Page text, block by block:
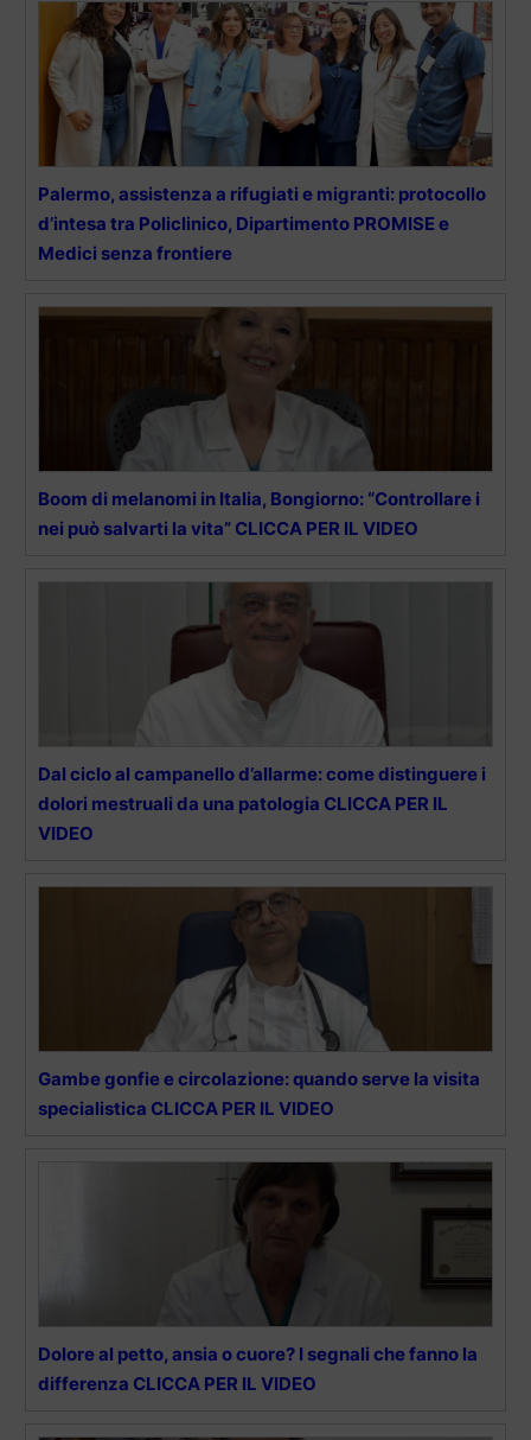
Palermo, assistenza a rifugiati e migranti: protocollo
d’intesa tra Policlinico, Dipartimento PROMISE e
Medici senza frontiere
Boom di melanomi in Italia, Bongiorno: “Controllare i
nei può salvarti la vita” CLICCA PER IL VIDEO
Dal ciclo al campanello d’allarme: come distinguere i
dolori mestruali da una patologia CLICCA PER IL
VIDEO
Gambe gonfie e circolazione: quando serve la visita
specialistica CLICCA PER IL VIDEO
Dolore al petto, ansia o cuore? I segnali che fanno la
differenza CLICCA PER IL VIDEO